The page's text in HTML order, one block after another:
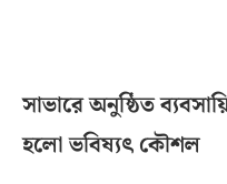
সাভারে অনুষ্ঠিত
হলো ভবিষ্যৎ কৌশল